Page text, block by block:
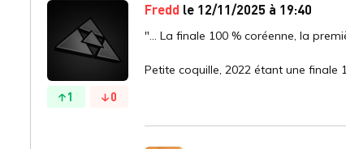
1 0
Fredd le 12/11/2025 à 19:40
"... La finale 100 % coréenne, la
Petite coquille, 2022 étant une finale